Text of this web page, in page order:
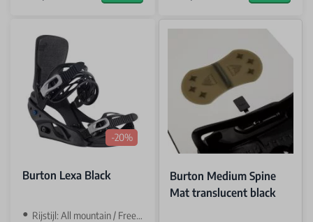
-20%
Burton Lexa Black
Rijstijl: All mountain / Freeride
Burton Medium Spine
Mat translucent black